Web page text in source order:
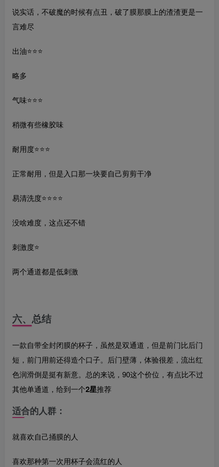
说实话，不破魔的时候有点丑，破了膜那膜上的渣渣更是一
言难尽
出油⭐️⭐️⭐️
略多
气味⭐️⭐️⭐️
稍微有些橡胶味
耐用度⭐️⭐️⭐️
正常耐用，但是入口那一块要自己剪剪干净
易清洗度⭐️⭐️⭐️⭐️
没啥难度，这点还不错
刺激度⭐️
两个通道都是低刺激
六、总结
一款自带全封闭膜的杯子，虽然是双通道，但是前门比后门
短，前门用前还得造个口子。后门壁薄，体验很差，流出红
色润滑倒是挺有新意。总的来说，90这个价位，有点比不过
其他单通道，给到一个2星推荐
适合的人群：
就喜欢自己捅膜的人
喜欢那种第一次用杯子会流红的人